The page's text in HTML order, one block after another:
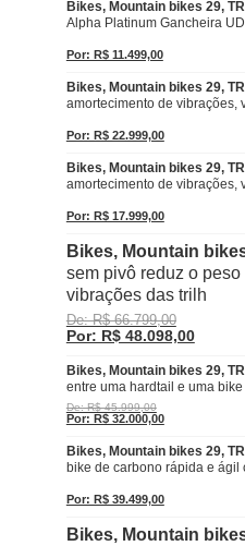
Bikes, Mountain bikes 29,
Alpha Platinum Gancheira
Por: R$ 11.499,00
Bikes, Mountain bikes 29,
amortecimento de vibrações,
Por: R$ 22.999,00
Bikes, Mountain bikes 29,
amortecimento de vibrações,
Por: R$ 17.999,00
Bikes, Mountain
sem pivô reduz o
vibrações das trilh
De: R$ 66.799,00
Por: R$ 48.098,00
Bikes, Mountain bikes 29,
entre uma hardtail e uma
De: R$ 45.999,00
Por: R$ 32.000,00
Bikes, Mountain bikes 29,
bike de carbono rápida e
Por: R$ 39.499,00
Bikes, Mountain